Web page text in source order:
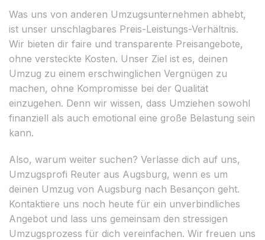
Was uns von anderen Umzugsunternehmen abhebt,
ist unser unschlagbares Preis-Leistungs-Verhältnis.
Wir bieten dir faire und transparente Preisangebote,
ohne versteckte Kosten. Unser Ziel ist es, deinen
Umzug zu einem erschwinglichen Vergnügen zu
machen, ohne Kompromisse bei der Qualität
einzugehen. Denn wir wissen, dass Umziehen sowohl
finanziell als auch emotional eine große Belastung sein
kann.
Also, warum weiter suchen? Verlasse dich auf uns,
Umzugsprofi Reuter aus Augsburg, wenn es um
deinen Umzug von Augsburg nach Besançon geht.
Kontaktiere uns noch heute für ein unverbindliches
Angebot und lass uns gemeinsam den stressigen
Umzugsprozess für dich vereinfachen. Wir freuen uns